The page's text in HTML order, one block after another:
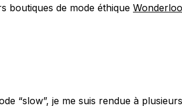
boutiques de mode éthique
“slow”, je me suis rendue à plusieurs